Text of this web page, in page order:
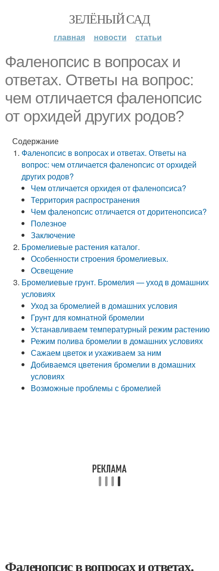
ЗЕЛЁНЫЙ САД
главная новости статьи
Фаленопсис в вопросах и
ответах. Ответы на вопрос:
чем отличается фаленопсис
от орхидей других родов?
Содержание
Фаленопсис в вопросах и ответах. Ответы на
вопрос: чем отличается фаленопсис от орхидей
других родов?
Чем отличается орхидея от фаленопсиса?
Территория распространения
Чем фаленопсис отличается от доритенопсиса?
Полезное
Заключение
Бромелиевые растения каталог.
Особенности строения бромелиевых.
Освещение
Бромелиевые грунт. Бромелия — уход в домашних
условиях
Уход за бромелией в домашних условия
Грунт для комнатной бромелии
Устанавливаем температурный режим растению
Режим полива бромелии в домашних условиях
Сажаем цветок и ухаживаем за ним
Добиваемся цветения бромелии в домашних
условиях
Возможные проблемы с бромелией
Фаленопсис в вопросах и ответах.